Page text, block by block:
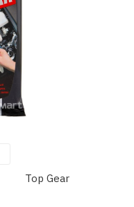
Top Gear